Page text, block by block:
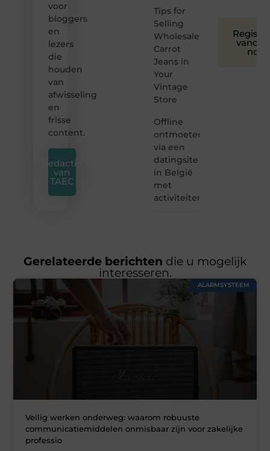
voor
bloggers
en
lezers
die
houden
van
afwisseling
en
frisse
content.
Redactie
van
TAEC
Tips for
Selling
Wholesale
Carrot
Jeans in
Your
Vintage
Store
Offline
ontmoeten
via een
datingsite
in België
met
activiteiten
nog
Gerelateerde berichten die u mogelijk
interesseren.
ALARMSYSTEEM
Veilig werken onderweg: waarom robuuste
communicatiemiddelen onmisbaar zijn voor zakelijke
professio